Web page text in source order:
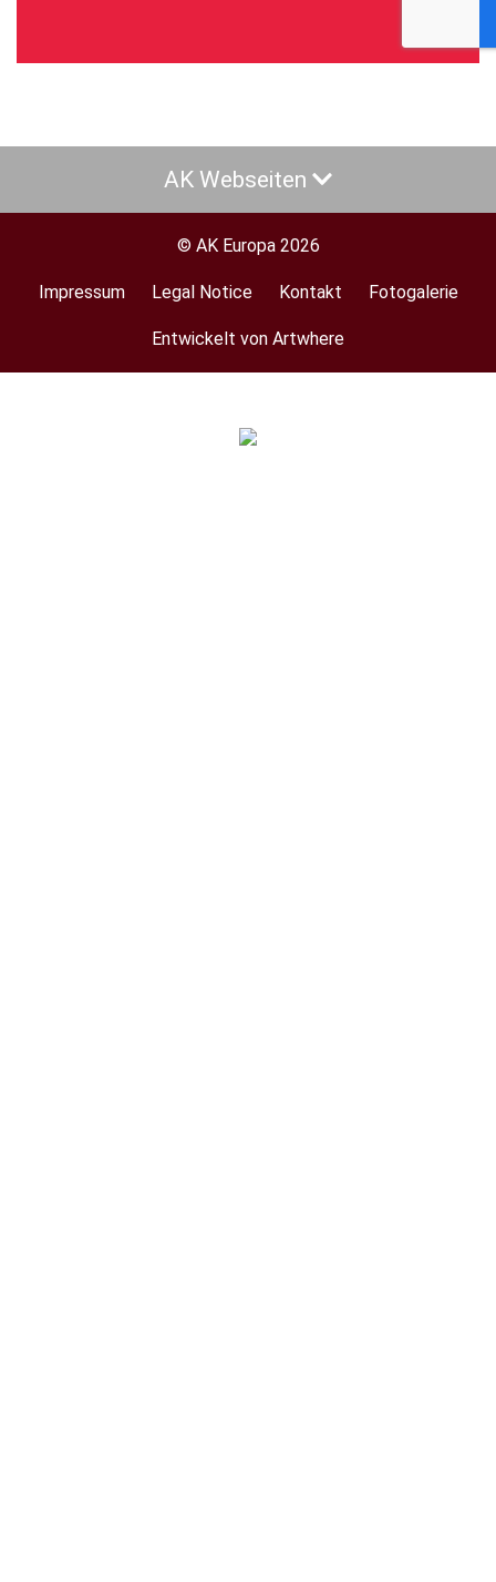
AK Webseiten
© AK Europa 2026
Footer
Impressum Legal Notice Kontakt Fotogalerie
Entwickelt von Artwhere